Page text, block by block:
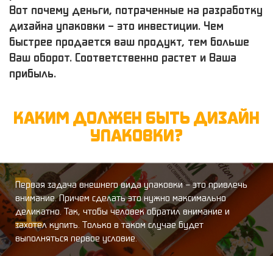
Вот почему деньги, потраченные на разработку
дизайна упаковки – это инвестиции. Чем
быстрее продается ваш продукт, тем больше
Ваш оборот. Соответственно растет и Ваша
прибыль.
КАКИМ ДОЛЖЕН БЫТЬ ДИЗАЙН
УПАКОВКИ?
Первая задача внешнего вида упаковки – это привлечь
внимание. Причем сделать это нужно максимально
деликатно. Так, чтобы человек обратил внимание и
захотел купить. Только в таком случае будет
выполняться первое условие.